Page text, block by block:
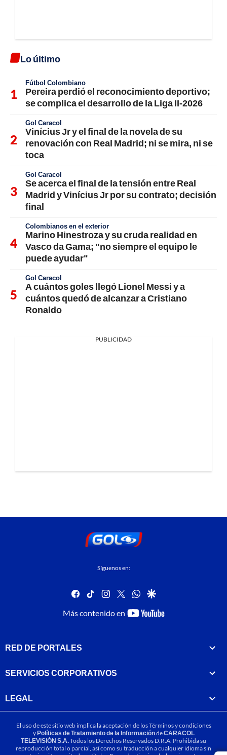
Lo último
Fútbol Colombiano
Pereira perdió el reconocimiento deportivo;
se complica el desarrollo de la Liga II-2026
Gol Caracol
Vinícius Jr y el final de la novela de su
renovación con Real Madrid; ni se mira, ni se
toca
Gol Caracol
Se acerca el final de la tensión entre Real
Madrid y Vinícius Jr por su contrato; decisión
final
Colombianos en el exterior
Marino Hinestroza y su cruda realidad en
Vasco da Gama; "no siempre el equipo le
puede ayudar"
Gol Caracol
A cuántos goles llegó Lionel Messi y a
cuántos quedó de alcanzar a Cristiano
Ronaldo
PUBLICIDAD
Síguenos en:
facebook
tiktok instagram
twitterwhatsapp
google
Más contenido en
youtube-
RED DE PORTALES
SERVICIOS CORPORATIVOS
LEGAL
El uso de este sitio web implica la aceptación de losTérminos y condiciones
yPolíticas de Tratamiento de la InformacióndeCARACOL
TELEVISIÓN S.A.Todos los Derechos Reservados D.R.A. Prohibida su
reproducción total o parcial, así como su traducción a cualquier idioma sin